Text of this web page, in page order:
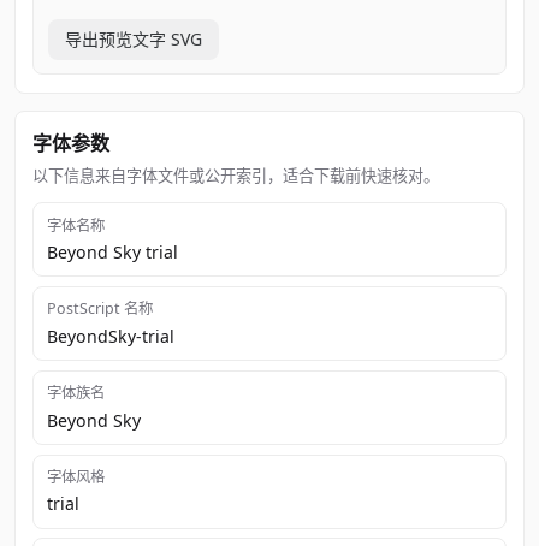
导出预览文字 SVG
字体参数
以下信息来自字体文件或公开索引，适合下载前快速核对。
字体名称
Beyond Sky trial
PostScript 名称
BeyondSky-trial
字体族名
Beyond Sky
字体风格
trial